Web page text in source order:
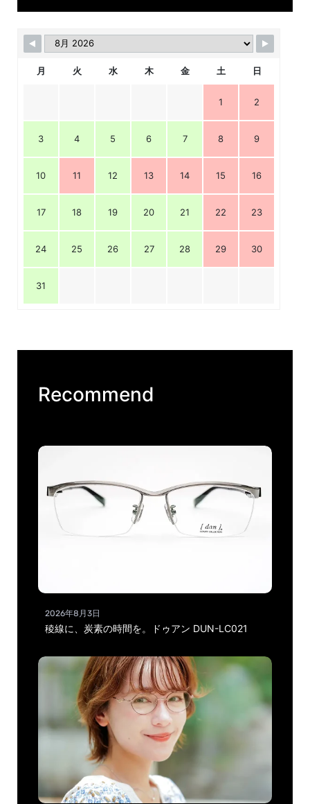
月 火 水 木 金 土 日
1 2
3 4 5 6 7 8 9
10 11 12 13 14 15 16
17 18 19 20 21 22 23
24 25 26 27 28 29 30
31
Recommend
2026年8月3日
稜線に、炭素の時間を。ドゥアン DUN-LC021